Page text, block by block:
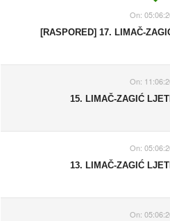
On:
[RASPORED] 17. LIMAČ-
On:
15. LIMAČ-ZAGIĆ
On:
13. LIMAČ-ZAGIĆ
On: